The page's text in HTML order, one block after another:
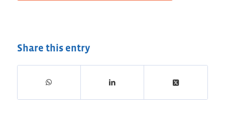
Share this entry